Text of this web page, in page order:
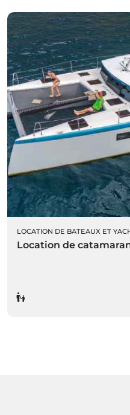
LOCATION DE BATEAUX ET
Location de